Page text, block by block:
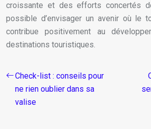
croissante et des efforts concertés
possible d’envisager un avenir où le
contribue positivement au
destinations touristiques.
Check-list : conseils pour
ne rien oublier dans sa
valise